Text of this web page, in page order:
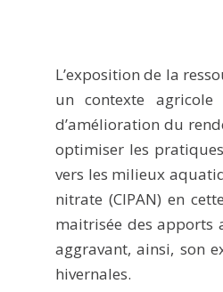
L’exposition de la
un contexte
d’amélioration du
optimiser les
vers les milieux
nitrate (CIPAN) en
maitrisée des apports
aggravant, ainsi, son
hivernales.